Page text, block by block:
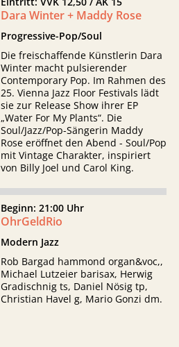
Dara Winter + Maddy Rose
Progressive-Pop/Soul
Die freischaffende Künstlerin Dara
Winter macht pulsierender
Contemporary Pop. Im Rahmen des
25. Vienna Jazz Floor Festivals lädt
sie zur Release Show ihrer EP
„Water For My Plants“. Die
Soul/Jazz/Pop-Sängerin Maddy
Rose eröffnet den Abend - Soul/Pop
mit Vintage Charakter, inspiriert
von Billy Joel und Carol King.
Beginn: 21:00 Uhr
OhrGeldRio
Modern Jazz
Rob Bargad hammond organ&voc,,
Michael Lutzeier barisax, Herwig
Gradischnig ts, Daniel Nösig tp,
Christian Havel g, Mario Gonzi dm.